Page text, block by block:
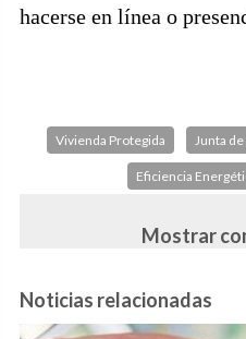
hacerse en línea o
Vivienda Protegida Junta
Eficiencia
Mostrar
Noticias relacionadas